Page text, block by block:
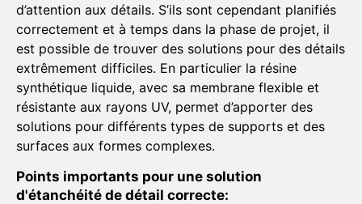
d’attention aux détails. S’ils sont cependant planifiés
correctement et à temps dans la phase de projet, il
est possible de trouver des solutions pour des détails
extrêmement difficiles. En particulier la résine
synthétique liquide, avec sa membrane flexible et
résistante aux rayons UV, permet d’apporter des
solutions pour différents types de supports et des
surfaces aux formes complexes.
Points importants pour une solution
d'étanchéité de détail correcte: